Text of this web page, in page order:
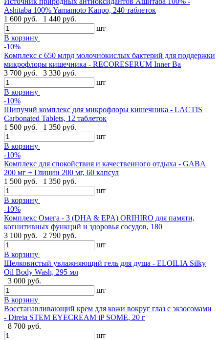
Ashitaba 100% Yamamoto Kanpo, 240 таблеток
1 600 руб.
1 440 руб.
шт
В корзину
-10%
Комплекс с 650 млрд молочнокислых бактерий для поддержки
микрофлоры кишечника - RECORESERUM Inner Ba
3 700 руб.
3 330 руб.
шт
В корзину
-10%
Шипучий комплекс для микрофлоры кишечника - LACTIS
Carbonated Tablets, 12 таблеток
1 500 руб.
1 350 руб.
шт
В корзину
-10%
Комплекс для спокойствия и качественного отдыха - GABA
200 мг + Глицин 200 мг, 60 капсул
1 500 руб.
1 350 руб.
шт
В корзину
-10%
Комплекс Омега - 3 (DHA & EPA) ORIHIRO для памяти,
когнитивных функций и здоровья сосудов, 180
3 100 руб.
2 790 руб.
шт
В корзину
Шелковистый увлажняющий гель для душа - ELOILIA Silky
Oil Body Wash, 295 мл
3 000 руб.
шт
В корзину
Восстанавливающий крем для кожи вокруг глаз с экзосомами
- Direia STEM EYECREAM iP SOME, 20 г
8 700 руб.
шт